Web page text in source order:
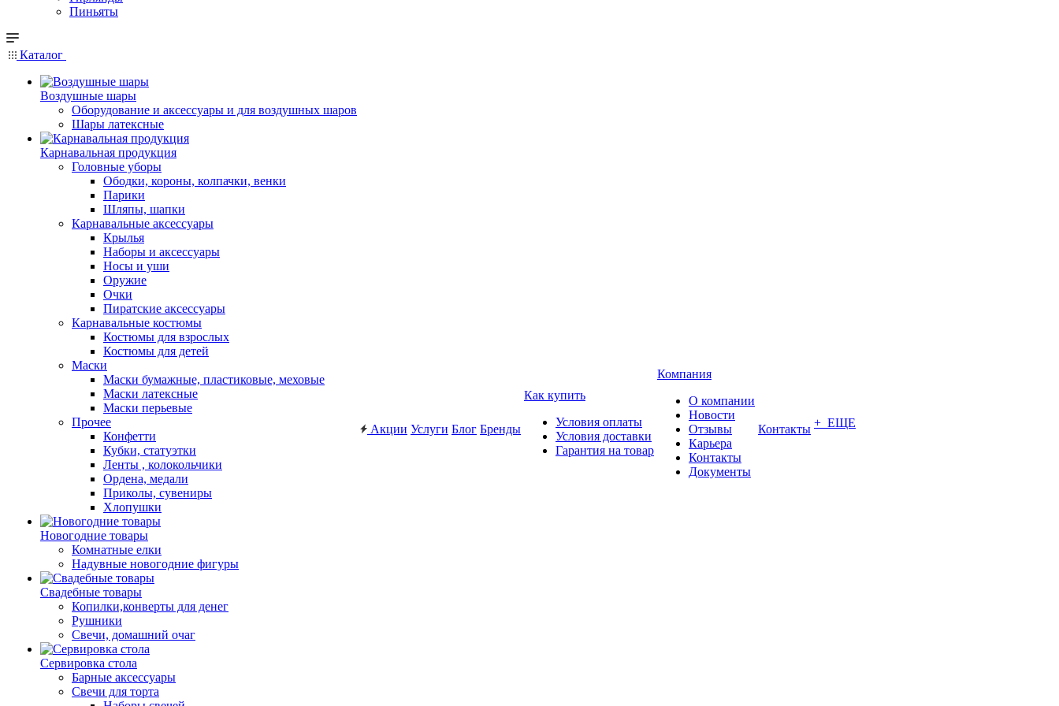
Пиньяты
Каталог
Воздушные шары
Оборудование и аксессуары и для воздушных шаров
Шары латексные
Карнавальная продукция
Головные уборы
Ободки, короны, колпачки, венки
Парики
Шляпы, шапки
Карнавальные аксессуары
Крылья
Наборы и аксессуары
Носы и уши
Оружие
Очки
Пиратские аксессуары
Карнавальные костюмы
Костюмы для взрослых
Костюмы для детей
Маски
Маски бумажные, пластиковые, меховые
Маски латексные
Маски перьевые
Прочее
Конфетти
Кубки, статуэтки
Ленты , колокольчики
Ордена, медали
Приколы, сувениры
Хлопушки
Новогодние товары
Комнатные елки
Надувные новогодние фигуры
Свадебные товары
Копилки,конверты для денег
Рушники
Свечи, домашний очаг
Сервировка стола
Барные аксессуары
Свечи для торта
Акции Услуги Блог Бренды
Как купить
Условия оплаты
Условия доставки
Гарантия на товар
Компания
О компании
Новости
Отзывы
Карьера
Контакты
Документы
Контакты + ЕЩЕ